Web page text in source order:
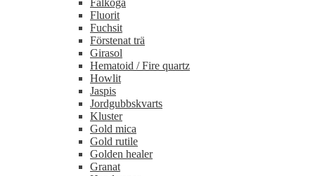
Falköga
Fluorit
Fuchsit
Förstenat trä
Girasol
Hematoid / Fire quartz
Howlit
Jaspis
Jordgubbskvarts
Kluster
Gold mica
Gold rutile
Golden healer
Granat